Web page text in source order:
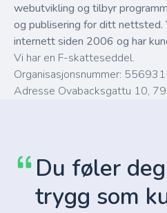
webutvikling og tilbyr
og publisering for ditt nettsted.
internett siden 2006 og har
Vi har en F-skatteseddel.
Organisasjonsnummer:
Adresse Ovabacksgattu 10,
Du føler
trygg som